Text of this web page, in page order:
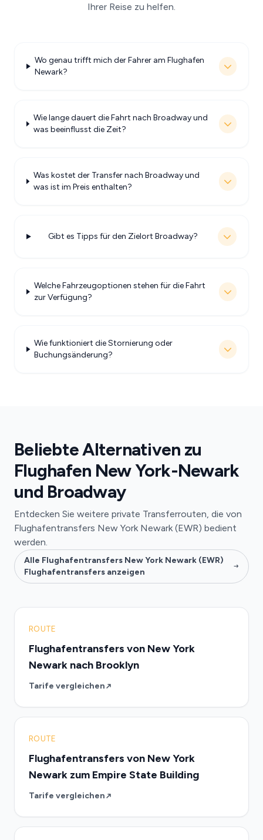
Ihrer Reise zu helfen.
Wo genau trifft mich der Fahrer am Flughafen
Newark?
Wie lange dauert die Fahrt nach Broadway und
was beeinflusst die Zeit?
Was kostet der Transfer nach Broadway und
was ist im Preis enthalten?
Gibt es Tipps für den Zielort Broadway?
Welche Fahrzeugoptionen stehen für die Fahrt
zur Verfügung?
Wie funktioniert die Stornierung oder
Buchungsänderung?
Beliebte Alternativen zu
Flughafen New York-Newark
und Broadway
Entdecken Sie weitere private Transferrouten, die von
Flughafentransfers New York Newark (EWR) bedient
werden.
Alle Flughafentransfers New York Newark (EWR)
Flughafentransfers anzeigen
ROUTE
Flughafentransfers von New York
Newark nach Brooklyn
Tarife vergleichen
ROUTE
Flughafentransfers von New York
Newark zum Empire State Building
Tarife vergleichen